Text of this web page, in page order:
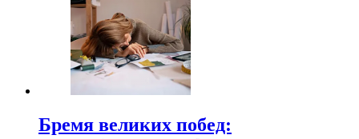
Бремя великих побед: